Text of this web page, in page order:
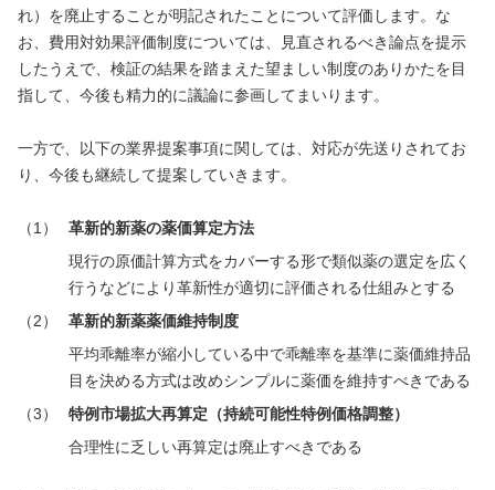
れ）を廃止することが明記されたことについて評価します。な
お、費用対効果評価制度については、見直されるべき論点を提示
したうえで、検証の結果を踏まえた望ましい制度のありかたを目
指して、今後も精力的に議論に参画してまいります。
一方で、以下の業界提案事項に関しては、対応が先送りされてお
り、今後も継続して提案していきます。
革新的新薬の薬価算定方法
現行の原価計算方式をカバーする形で類似薬の選定を広く
行うなどにより革新性が適切に評価される仕組みとする
革新的新薬薬価維持制度
平均乖離率が縮小している中で乖離率を基準に薬価維持品
目を決める方式は改めシンプルに薬価を維持すべきである
特例市場拡大再算定（持続可能性特例価格調整）
合理性に乏しい再算定は廃止すべきである